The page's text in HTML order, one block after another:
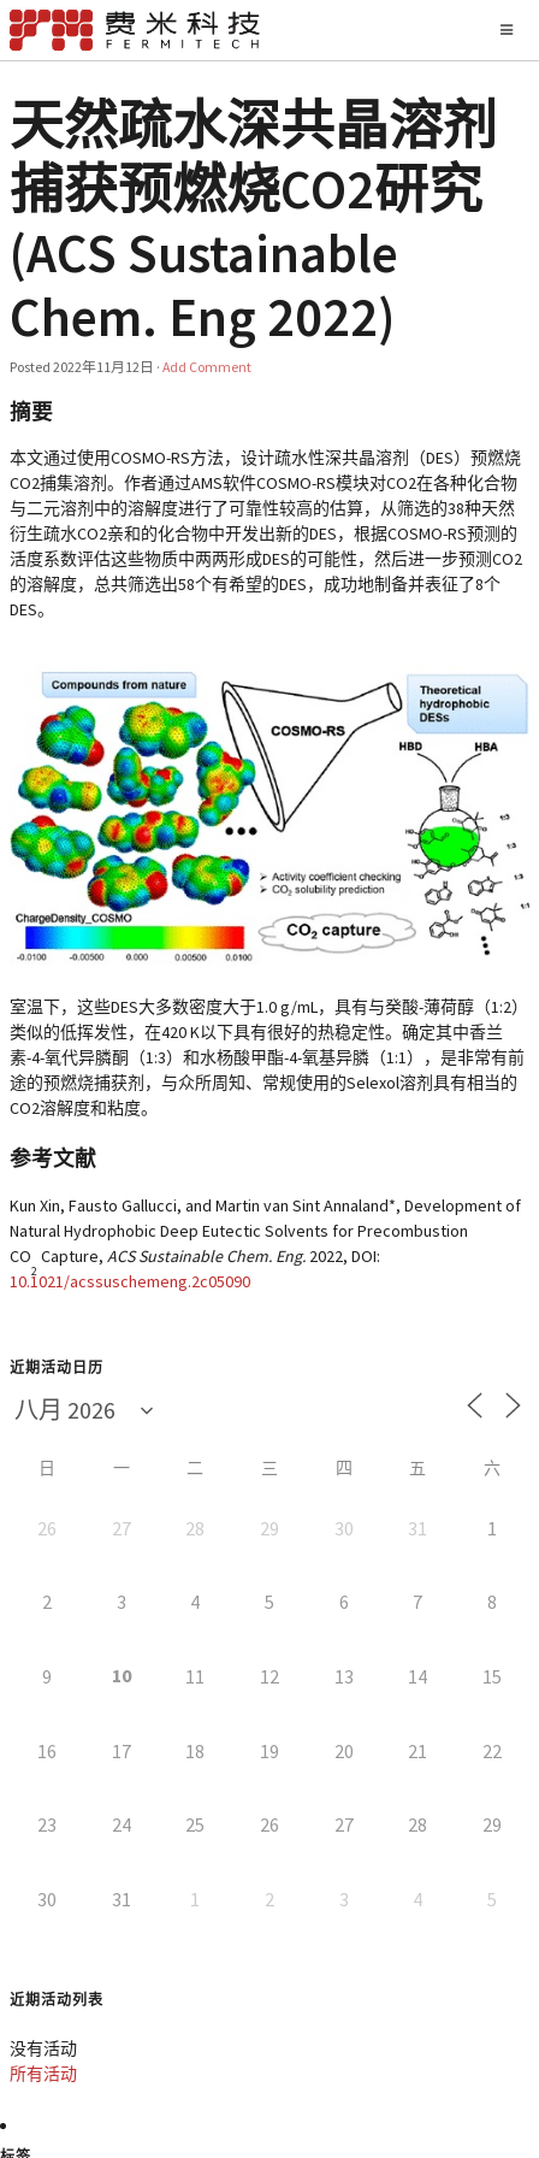
天然疏水深共晶溶剂
捕获预燃烧CO2研究
(ACS Sustainable
Chem. Eng 2022)
Posted 2022年11月12日 · Add Comment
摘要
本文通过使用COSMO-RS方法，设计疏水性深共晶溶剂（DES）预燃烧
CO2捕集溶剂。作者通过AMS软件COSMO-RS模块对CO2在各种化合物
与二元溶剂中的溶解度进行了可靠性较高的估算，从筛选的38种天然
衍生疏水CO2亲和的化合物中开发出新的DES，根据COSMO-RS预测的
活度系数评估这些物质中两两形成DES的可能性，然后进一步预测CO2
的溶解度，总共筛选出58个有希望的DES，成功地制备并表征了8个
DES。
室温下，这些DES大多数密度大于1.0 g/mL，具有与癸酸-薄荷醇（1:2）
类似的低挥发性，在420 K以下具有很好的热稳定性。确定其中香兰
素-4-氧代异膦酮（1:3）和水杨酸甲酯-4-氧基异膦（1:1），是非常有前
途的预燃烧捕获剂，与众所周知、常规使用的Selexol溶剂具有相当的
CO2溶解度和粘度。
参考文献
Kun Xin, Fausto Gallucci, and Martin van Sint Annaland*, Development of
Natural Hydrophobic Deep Eutectic Solvents for Precombustion
CO
2
Capture, ACS Sustainable Chem. Eng. 2022, DOI:
10.1021/acssuschemeng.2c05090
近期活动日历
日 一 二 三 四 五 六
26 27 28 29 30 31 1
2 3 4 5 6 7 8
9 10 11 12 13 14 15
16 17 18 19 20 21 22
23 24 25 26 27 28 29
30 31 1 2 3 4 5
近期活动列表
没有活动
所有活动